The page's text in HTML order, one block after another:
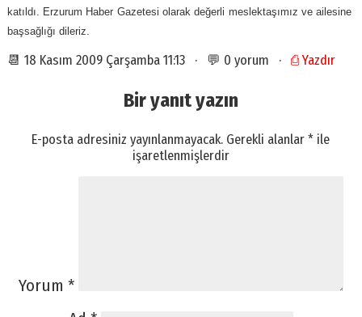
katıldı. Erzurum Haber Gazetesi olarak değerli meslektaşımız ve ailesine
başsağlığı dileriz.
📆 18 Kasım 2009 Çarşamba 11:13 · 💬 0 yorum · ⎙ Yazdır
Bir yanıt yazın
E-posta adresiniz yayınlanmayacak. Gerekli alanlar* ile
işaretlenmişlerdir
Yorum *